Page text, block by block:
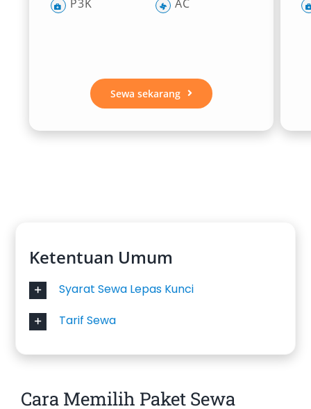
P3K AC
Sewa sekarang
Ketentuan Umum
Syarat Sewa Lepas Kunci
Tarif Sewa
Cara Memilih Paket Sewa